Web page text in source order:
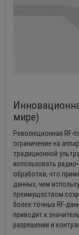
мире)
Революционная RF-
ограничение на
традиционной
использовать
обработки, что
данных, чем
преимуществом
более точных RF-
приводит к
разрешении и